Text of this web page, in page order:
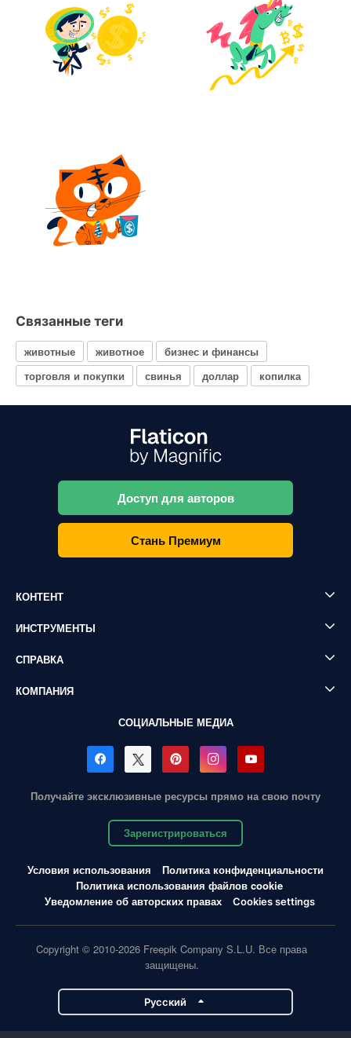
Связанные теги
животные животное
бизнес и финансы
торговля и покупки
свинья доллар копилка
Доступ для авторов
Стань Премиум
КОНТЕНТ
ИНСТРУМЕНТЫ
СПРАВКА
КОМПАНИЯ
СОЦИАЛЬНЫЕ МЕДИА
Получайте эксклюзивные ресурсы прямо на свою почту
Зарегистрироваться
Условия использования
Политика конфиденциальности
Политика использования файлов cookie
Уведомление об авторских правах
Cookies settings
Copyright © 2010-2026 Freepik Company S.L.U. Все права
защищены.
Pусский